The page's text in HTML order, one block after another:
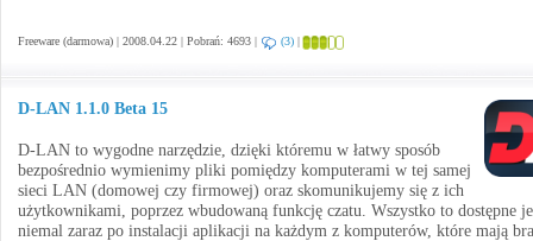
Freeware (darmowa) | 2008.04.22 | Pobrań: 4693 | (3) |
D-LAN 1.1.0 Beta 15
D-LAN to wygodne narzędzie, dzięki któremu w łatwy sposób
bezpośrednio wymienimy pliki pomiędzy komputerami w tej samej
sieci LAN (domowej czy firmowej) oraz skomunikujemy się z ich
użytkownikami, poprzez wbudowaną funkcję czatu. Wszystko to dostępne
niemal zaraz po instalacji aplikacji na każdym z komputerów, które mają